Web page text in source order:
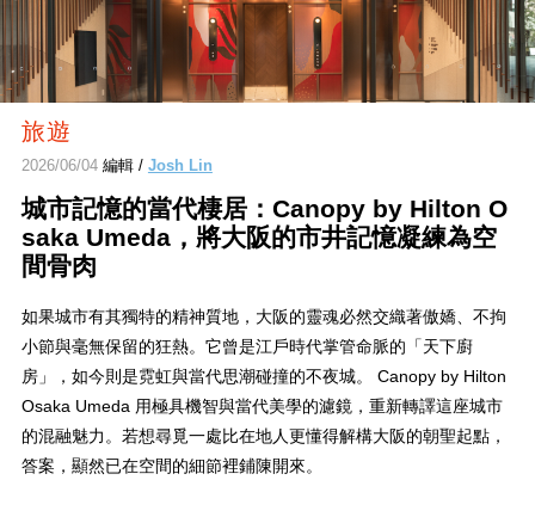
旅遊
2026/06/04編輯 / Josh Lin
城市記憶的當代棲居：Canopy by Hilton O
saka Umeda，將大阪的市井記憶凝練為空
間骨肉
如果城市有其獨特的精神質地，大阪的靈魂必然交織著傲嬌、不拘
小節與毫無保留的狂熱。它曾是江戶時代掌管命脈的「天下廚
房」，如今則是霓虹與當代思潮碰撞的不夜城。 Canopy by Hilton
Osaka Umeda 用極具機智與當代美學的濾鏡，重新轉譯這座城市
的混融魅力。若想尋覓一處比在地人更懂得解構大阪的朝聖起點，
答案，顯然已在空間的細節裡鋪陳開來。